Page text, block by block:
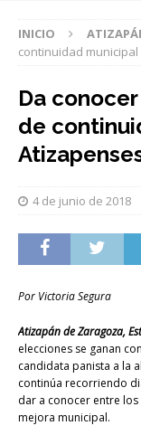
INICIO
continuidad
Da
de
4 de junio de 2018
Por Victoria Segura
Atizapán de Zaragoza,
elecciones se ganan
candidata panista a la
continúa recorriendo
dar a conocer entre
mejora municipal.